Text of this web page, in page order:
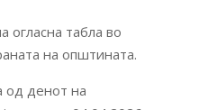
огласна табла во
на општината.
од денот на